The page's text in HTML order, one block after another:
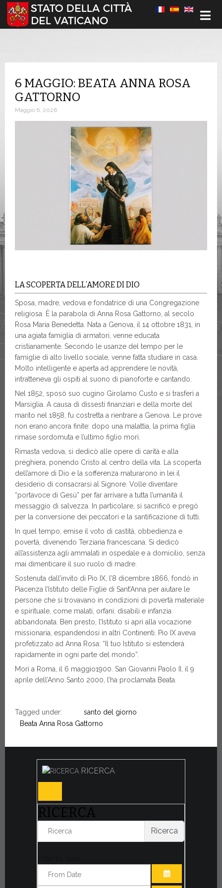
Seleziona la tua lingua
6 MAGGIO: BEATA ANNA ROSA
GATTORNO
Maggio 6, 2026
LA SCOPERTA DELL’AMORE DI DIO
Sposa, madre, vedova e fondatrice di una Congregazione
religiosa. È la parabola di Anna Rosa Gattorno, al secolo
Rosa Maria Benedetta. Nata a Genova, il 14 ottobre 1831, in
una agiata famiglia di armatori, venne educata
cristianamente. Secondo le usanze del tempo per le
famiglie di alto livello sociale, venne fatta studiare in casa.
Molto intelligente e aperta ad apprendere le novità,
intratteneva gli ospiti al suono di pianoforte e cantando.
Nel 1852, sposò suo cugino Girolamo Custo e si trasferì a
Marsiglia. A causa di dissesti finanziari e della morte del
marito nel 1858, fu costretta a rientrare a Genova. Le prove
non erano ancora finite: dopo una malattia, la prima figlia
rimase sordomuta e l’ultimo figlio morì.
Rimasta vedova, si dedicò alle opere di carità e alla
preghiera, ponendo Cristo al centro della vita. La scoperta
dell’amore di Dio e la sofferenza maturarono in lei il
desiderio di consacrarsi al Signore. Volle diventare
“portavoce di Gesù” per far arrivare a tutta l’umanità il
messaggio di salvezza. In particolare, si sacrificò e pregò
per la conversione dei peccatori e la santificazione di tutti.
In quel tempo, emise il voto di castità, obbedienza e
povertà, divenendo Terziaria francescana. Si dedicò
all’assistenza agli ammalati in ospedale e a domicilio, senza
mai dimenticare il suo ruolo di madre.
Sostenuta dall’invito di Pio IX, l’8 dicembre 1866, fondò in
Piacenza l’Istituto delle Figlie di Sant’Anna per aiutare le
persone che si trovavano in condizioni di povertà materiale
e spirituale, come malati, orfani, disabili e infanzia
abbandonata. Ben presto, l’Istituto si aprì alla vocazione
missionaria, espandendosi in altri Continenti. Pio IX aveva
profetizzato ad Anna Rosa: “Il tuo Istituto si estenderà
rapidamente in ogni parte del mondo”.
Morì a Roma, il 6 maggio1900. San Giovanni Paolo II, il 9
aprile dell’Anno Santo 2000, l’ha proclamata Beata.
Tagged under:
santo del giorno
Beata Anna Rosa Gattorno
RICERCA
RICERCA
Ricerca